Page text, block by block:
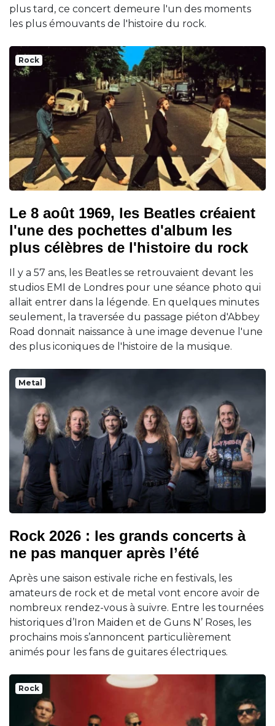
plus tard, ce concert demeure l'un des moments
les plus émouvants de l'histoire du rock.
Rock
Le 8 août 1969, les Beatles créaient
l'une des pochettes d'album les
plus célèbres de l'histoire du rock
Il y a 57 ans, les Beatles se retrouvaient devant les
studios EMI de Londres pour une séance photo qui
allait entrer dans la légende. En quelques minutes
seulement, la traversée du passage piéton d'Abbey
Road donnait naissance à une image devenue l'une
des plus iconiques de l'histoire de la musique.
Metal
Rock 2026 : les grands concerts à
ne pas manquer après l’été
Après une saison estivale riche en festivals, les
amateurs de rock et de metal vont encore avoir de
nombreux rendez-vous à suivre. Entre les tournées
historiques d’Iron Maiden et de Guns N’ Roses, les
prochains mois s’annoncent particulièrement
animés pour les fans de guitares électriques.
Rock